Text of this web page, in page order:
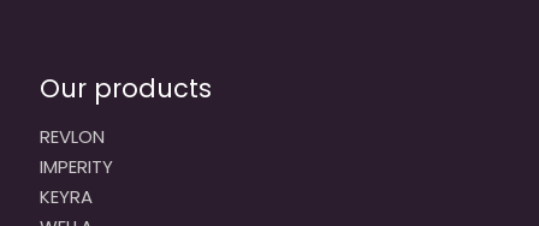
Our products
REVLON
IMPERITY
KEYRA